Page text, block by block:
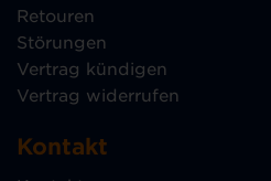
Retouren
Störungen
Vertrag kündigen
Vertrag widerrufen
Kontakt